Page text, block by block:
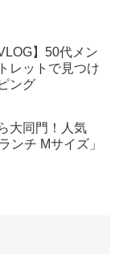
】50代メン
レットで見つけ
ング
大同門！人気
ンチ Mサイズ」